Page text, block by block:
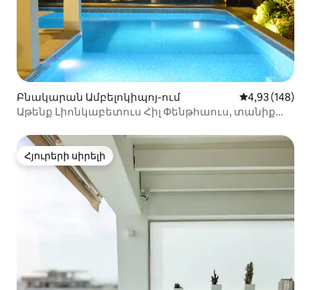
Բնակարան Ամբելոկիպոյ-ում Միջին
4,93 (148)
Աթենք Լիոնկաբետուս Հիլ Փենթհաուս, տանիք
Հյուրերի սիրելի
Հյուրերի սիրելի